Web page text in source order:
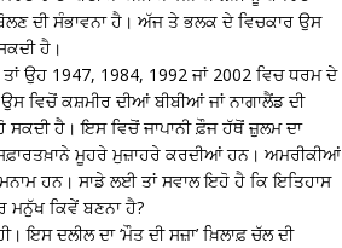
ਦੀ ਸੰਭਾਵਨਾ ਹੈ। ਅੱਜ ਤੇ ਭਲਕ ਦੇ ਵਿਚਕਾਰ ਉਸ
ਹੈ।
ਉਹ 1947, 1984, 1992 ਜਾਂ 2002 ਵਿਚ ਧਰਮ ਦੇ
ਵਿਚੋਂ ਕਸ਼ਮੀਰ ਦੀਆਂ ਬੀਬੀਆਂ ਜਾਂ ਨਾਗਾਲੈਂਡ ਦੀ
ਹੈ। ਇਸ ਵਿਚੋਂ ਜਾਪਾਨੀ ਫ਼ੌਜ ਹੱਥੋਂ ਜ਼ੁਲਮ ਦਾ
ਮੂਹਰੇ ਮੁਜ਼ਾਹਰੇ ਕਰਦੀਆਂ ਹਨ। ਅਮਰੀਕੀਆਂ
ਹਨ। ਸਾਡੇ ਲਈ ਤਾਂ ਸਵਾਲ ਇਹੋ ਹੈ ਕਿ ਇਤਿਹਾਸ
ਮਨੁੱਖ ਕਿਵੇਂ ਬਣਨਾ ਹੈ?
ਇਸ ਦਲੀਲ ਦਾ ‘ਮੌਤ ਦੀ ਸਜ਼ਾ’ ਖ਼ਿਲਾਫ਼ ਚੱਲ ਦੀ